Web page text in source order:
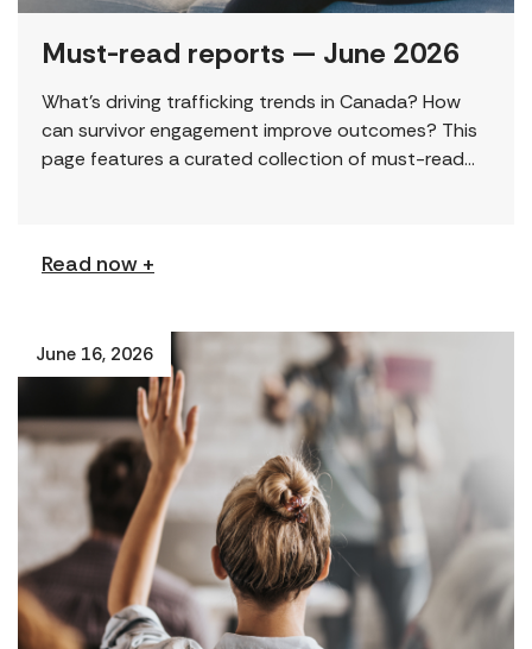
Must-read reports — June 2026
What’s driving trafficking trends in Canada? How
can survivor engagement improve outcomes? This
page features a curated collection of must-read
Read now +
June 16, 2026